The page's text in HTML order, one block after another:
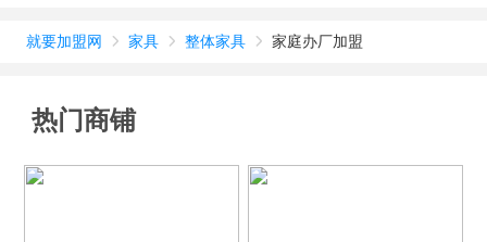
就要加盟网  家具  整体家具  家庭办厂加盟
热门商铺